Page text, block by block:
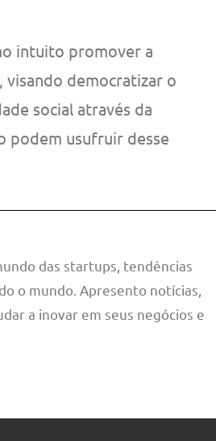
intuito promover a
visando democratizar o
social através da
podem usufruir desse
das startups, tendências
o mundo. Apresento notícias,
a inovar em seus negócios e